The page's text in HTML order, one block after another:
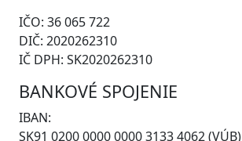
IČO: 36 065 722
DIČ: 2020262310
IČ DPH: SK2020262310
BANKOVÉ SPOJENIE
IBAN:
SK91 0200 0000 0000 3133 4062 (VÚB)